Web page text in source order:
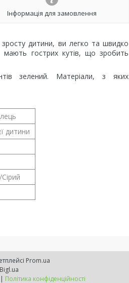
Інформація для замовлення
дитини, ви легко та швидко
гострих кутів, що зробить
зелений. Матеріали, з яких
дитини
Prom.ua
| Політика конфіденційності